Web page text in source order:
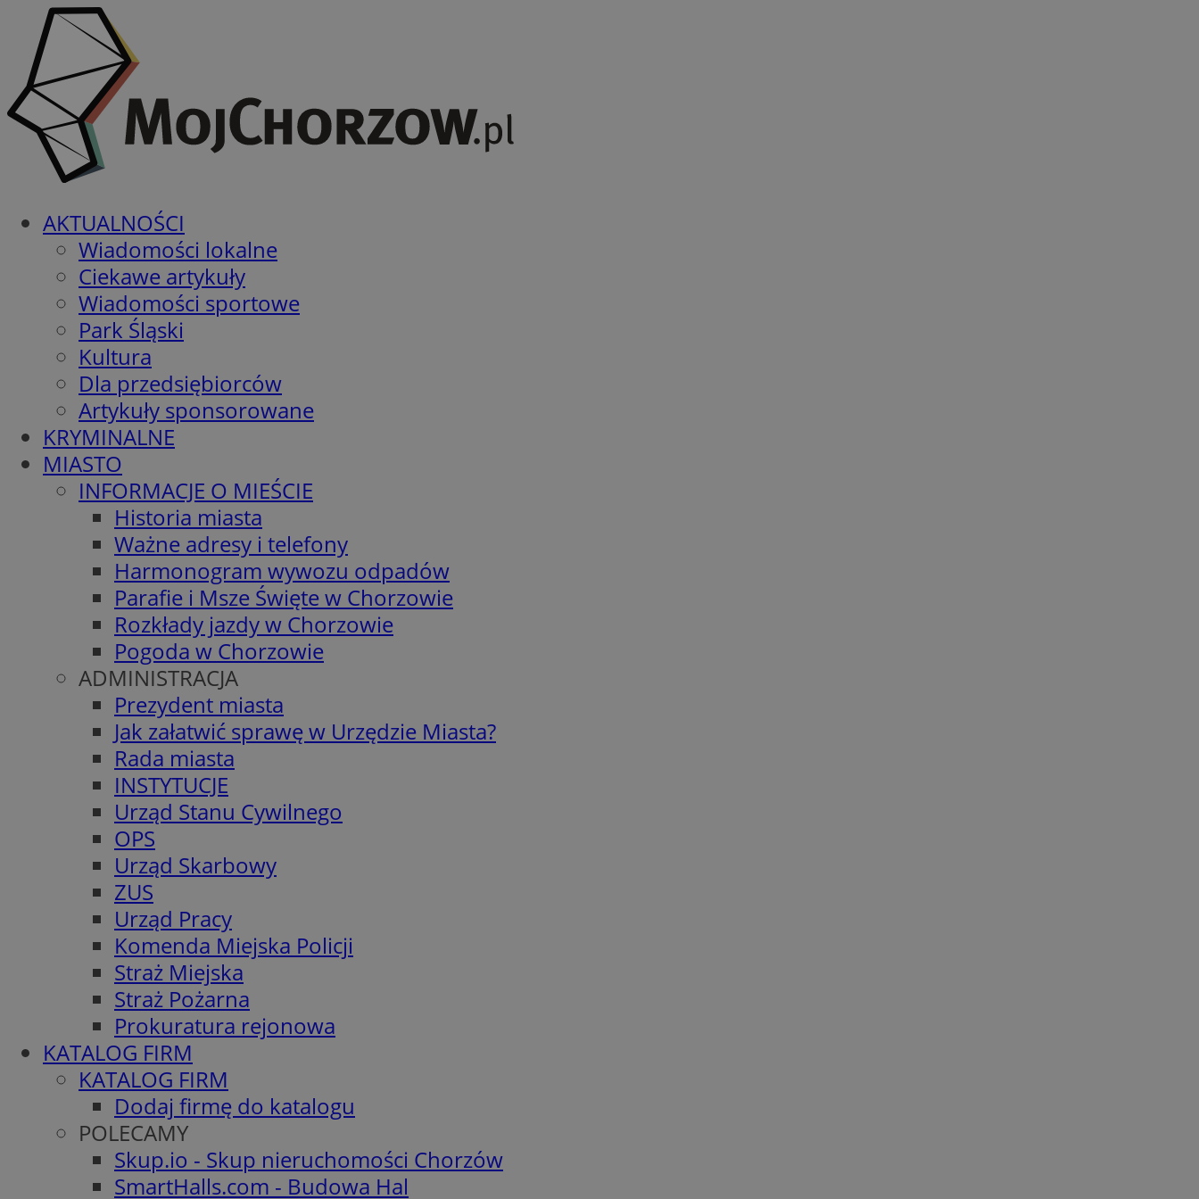
AKTUALNOŚCI
Wiadomości lokalne
Ciekawe artykuły
Wiadomości sportowe
Park Śląski
Kultura
Dla przedsiębiorców
Artykuły sponsorowane
KRYMINALNE
MIASTO
INFORMACJE O MIEŚCIE
Historia miasta
Ważne adresy i telefony
Harmonogram wywozu odpadów
Parafie i Msze Święte w Chorzowie
Rozkłady jazdy w Chorzowie
Pogoda w Chorzowie
ADMINISTRACJA
Prezydent miasta
Jak załatwić sprawę w Urzędzie Miasta?
Rada miasta
INSTYTUCJE
Urząd Stanu Cywilnego
OPS
Urząd Skarbowy
ZUS
Urząd Pracy
Komenda Miejska Policji
Straż Miejska
Straż Pożarna
Prokuratura rejonowa
KATALOG FIRM
KATALOG FIRM
Dodaj firmę do katalogu
POLECAMY
Skup.io - Skup nieruchomości Chorzów
SmartHalls.com - Budowa Hal